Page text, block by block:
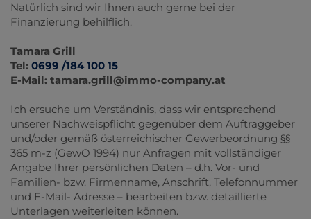
Natürlich sind wir Ihnen auch gerne bei der
Finanzierung behilflich.
Tamara Grill
Tel: 0699 /184 100 15
E-Mail: tamara.grill@immo-company.at
Ich ersuche um Verständnis, dass wir entsprechend
unserer Nachweispflicht gegenüber dem Auftraggeber
und/oder gemäß österreichischer Gewerbeordnung §§
365 m-z (GewO 1994) nur Anfragen mit vollständiger
Angabe Ihrer persönlichen Daten – d.h. Vor- und
Familien- bzw. Firmenname, Anschrift, Telefonnummer
und E-Mail- Adresse – bearbeiten bzw. detaillierte
Unterlagen weiterleiten können.